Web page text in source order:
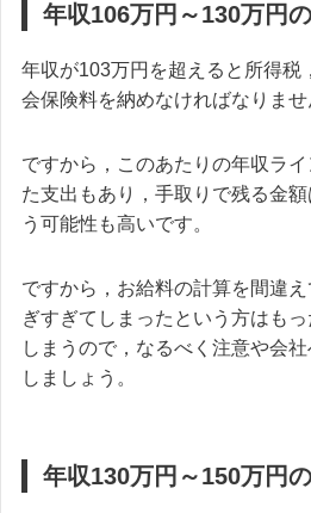
年収106万円～130万円
年収が103万円を超えると所得税
会保険料を納めなければなりませ
ですから，このあたりの年収ラ
た支出もあり，手取りで残る金
う可能性も高いです。
ですから，お給料の計算を間違
ぎすぎてしまったという方はも
しまうので，なるべく注意や会
しましょう。
年収130万円～150万円